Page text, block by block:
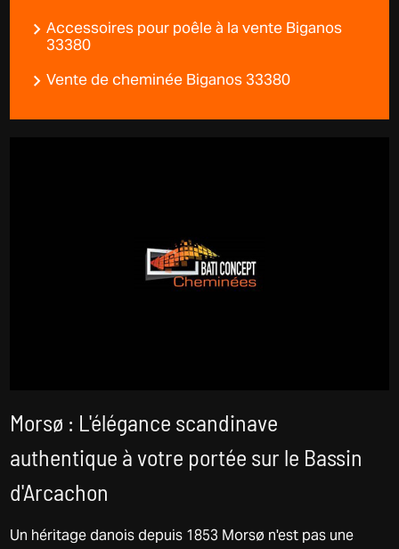
Accessoires pour poêle à la vente Biganos
33380
Vente de cheminée Biganos 33380
Morsø : L'élégance scandinave
authentique à votre portée sur le Bassin
d'Arcachon
Un héritage danois depuis 1853 Morsø n'est pas une